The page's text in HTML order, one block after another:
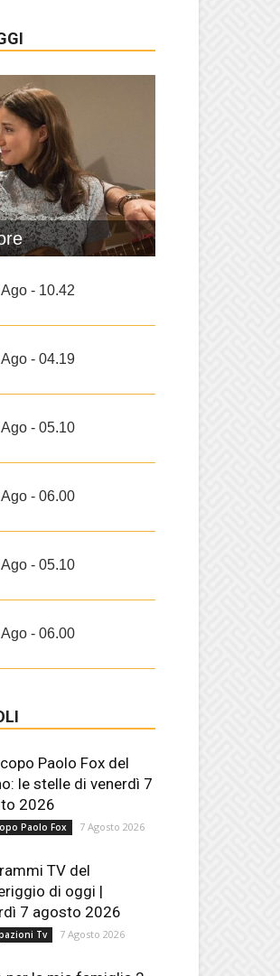
- 10.42
- 04.19
- 05.10
- 06.00
- 05.10
- 06.00
Paolo Fox del
le stelle di venerdì 7
2026
Paolo Fox 7 Agosto 2026
TV del
di oggi |
7 agosto 2026
Tv 7 Agosto 2026